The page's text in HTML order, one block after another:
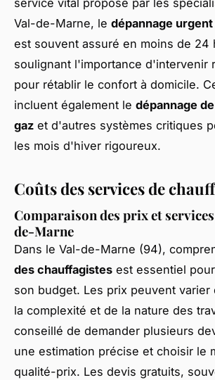
Val-de-Marne, le dépannage
est souvent assuré en moins de 24
soulignant l'importance d'intervenir
pour rétablir le confort à domicile.
incluent également le dépannage
gaz et d'autres systèmes critiques
les mois d'hiver rigoureux.
Coûts des services de
Comparaison des prix et
de-Marne
Dans le Val-de-Marne (94),
des chauffagistes est essentiel
son budget. Les prix peuvent varier
la complexité et de la nature des
conseillé de demander plusieurs
une estimation précise et choisir le
qualité-prix. Les devis gratuits,